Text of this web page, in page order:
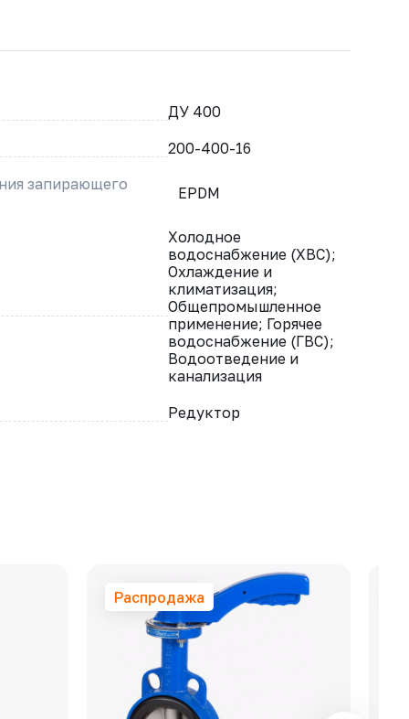
ДУ 400
200-400-16
запирающего
EPDM
Холодное
водоснабжение (ХВС);
Охлаждение и
климатизация;
Общепромышленное
применение; Горячее
водоснабжение (ГВС);
Водоотведение и
канализация
Редуктор
Распродажа